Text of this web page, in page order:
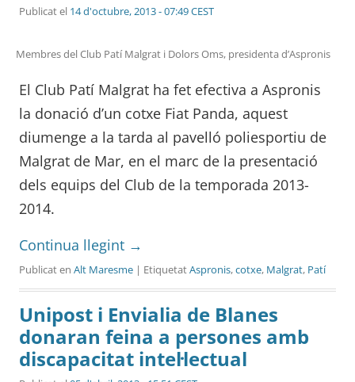
Publicat el 14 d'octubre, 2013 - 07:49 CEST
Membres del Club Patí Malgrat i Dolors Oms, presidenta d’Aspronis
El Club Patí Malgrat ha fet efectiva a Aspronis
la donació d’un cotxe Fiat Panda, aquest
diumenge a la tarda al pavelló poliesportiu de
Malgrat de Mar, en el marc de la presentació
dels equips del Club de la temporada 2013-
2014.
Continua llegint →
Publicat en Alt Maresme | EtiquetatAspronis,cotxe, Malgrat, Patí
Unipost i Envialia de Blanes
donaran feina a persones amb
discapacitat intel·lectual